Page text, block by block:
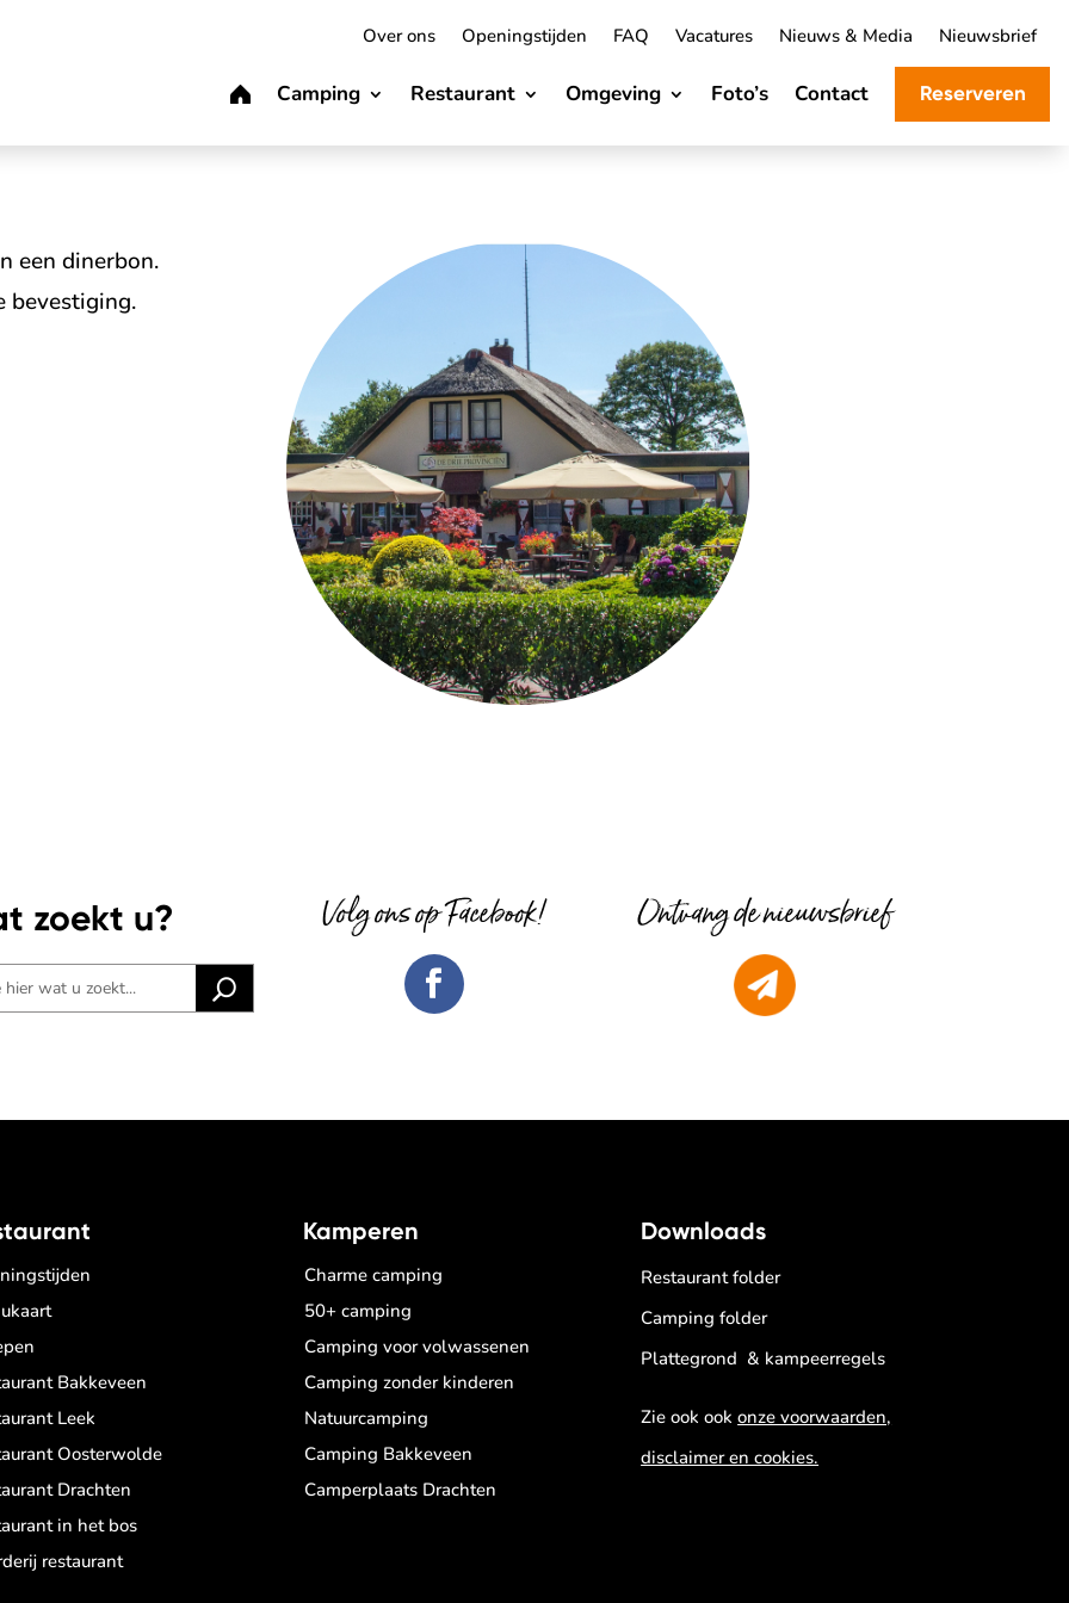
Over ons Openingstijden FAQ Vacatures Nieuws & Media Nieuwsbrief
Camping Restaurant Omgeving Foto’s Contact Reserveren
een dinerbon.
bevestiging.
zoekt u? Volg ons op Facebook! Ontvang de nieuwsbrief
Bakkeveen
Leek
Oosterwolde
Drachten
in het bos
restaurant
Kamperen
Charme camping
50+ camping
Camping voor volwassenen
Camping zonder kinderen
Natuurcamping
Camping Bakkeveen
Camperplaats Drachten
Downloads
Restaurant folder
Camping folder
Plattegrond & kampeerregels
Zie ook ookonze voorwaarden,
disclaimer en cookies.